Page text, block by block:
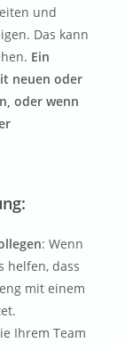
und
Das kann
Ein
neuen oder
oder wenn
:
: Wenn
helfen, dass
mit einem
Ihrem Team